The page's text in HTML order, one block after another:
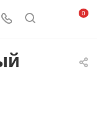
0